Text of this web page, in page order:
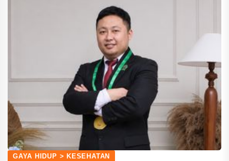
GAYA HIDUP > KESEHATAN